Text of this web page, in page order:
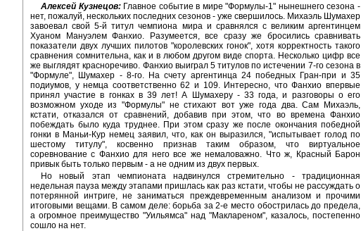
Алексей Кузнецов:Главное событие в мире "Формулы-1" нынешнего сезона -
нет, пожалуй, нескольких последних сезонов - уже свершилось. Михаэль Шумахер
завоевал свой 5-й титул чемпиона мира и сравнялся с великим аргентинцем
Хуаном Мануэлем Фанхио. Разумеется, все сразу же бросились сравнивать
показатели двух лучших пилотов "королевских гонок", хотя корректность такого
сравнения сомнительна, как и в любом другом виде спорта. Несколько цифр все
же выглядят красноречиво. Фанхио выиграл 5 титулов по истечении 7-го сезона в
"Формуле", Шумахер - 8-го. На счету аргентинца 24 победных Гран-при и 35
подиумов, у немца соответственно 62 и 109. Интересно, что Фанхио впервые
принял участие в гонках в 39 лет! А Шумахеру - 33 года, и разговоры о его
возможном уходе из "Формулы" не стихают вот уже года два. Сам Михаэль,
кстати, отказался от сравнений, добавив при этом, что во времена Фанхио
побеждать было куда труднее. При этом сразу же после окончания победной
гонки в Маньи-Кур немец заявил, что, как он выразился, "испытывает голод по
шестому титулу", косвенно признав таким образом, что виртуальное
соревнование с Фанхио для него все же немаловажно. Что ж, Красный Барон
привык быть только первым - а не одним из двух первых.
Но новый этап чемпионата надвинулся стремительно - традиционная
недельная пауза между этапами пришлась как раз кстати, чтобы не рассуждать о
потерянной интриге, не заниматься преждевременным анализом и прочими
итоговыми вещами. В самом деле: борьба за 2-е место обострилась до предела,
а огромное преимущество "Уильямса" над "Маклареном", казалось, постепенно
сошло на нет.